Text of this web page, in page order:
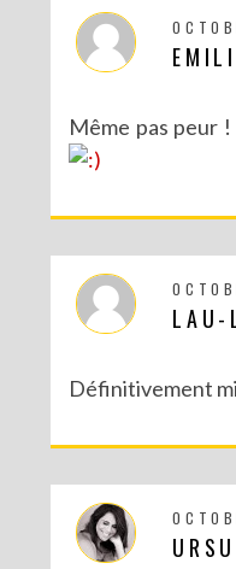
Même pas peur
LAU-
Définitivement